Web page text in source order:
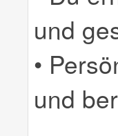
und
•
und